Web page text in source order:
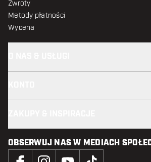
Zwroty
Metody płatności
Wycena
OBSERWUJ NAS W MEDIACH